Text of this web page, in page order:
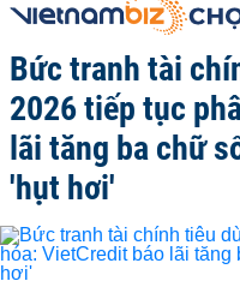
Bức tranh tài
2026 tiếp tục
lãi tăng ba chữ
'hụt hơi'